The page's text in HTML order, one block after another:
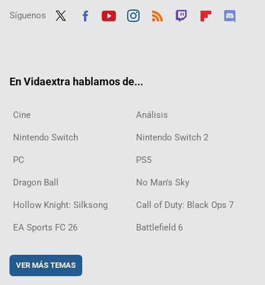
Síguenos
En Vidaextra hablamos de...
Cine Análisis
Nintendo Switch Nintendo Switch 2
PC PS5
Dragon Ball No Man's Sky
Hollow Knight: Silksong Call of Duty: Black Ops 7
EA Sports FC 26 Battlefield 6
VER MÁS TEMAS